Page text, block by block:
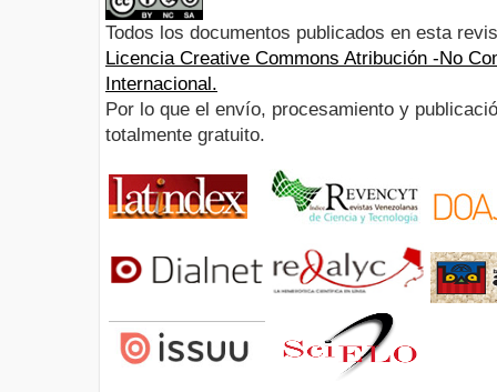
Todos los documentos publicados en esta
Licencia Creative Commons Atribución -No
Internacional.
Por lo que el envío, procesamiento y
totalmente gratuito.